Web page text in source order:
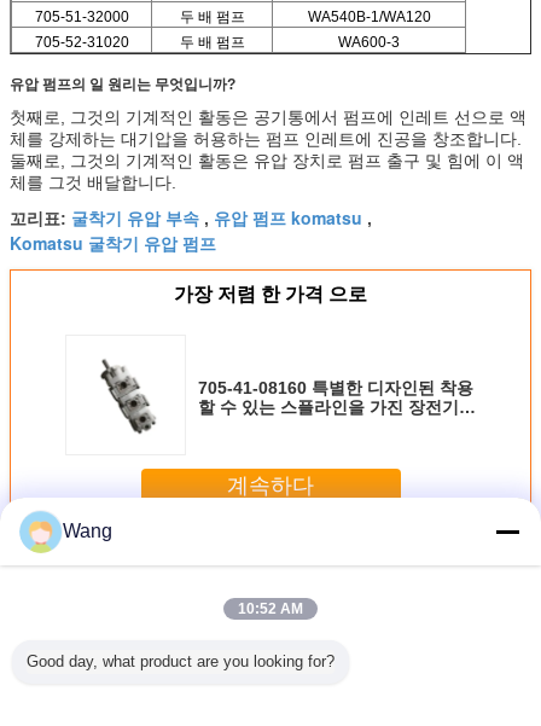
705-51-32000
두 배 펌프
WA540B-1/WA120
705-52-31020
두 배 펌프 WA600-3
유압 펌프의 일 원리는 무엇입니까?
첫째로, 그것의 기계적인 활동은 공기통에서 펌프에 인레트 선으로 액
체를 강제하는 대기압을 허용하는 펌프 인레트에 진공을 창조합니다.
둘째로, 그것의 기계적인 활동은 유압 장치로 펌프 출구 및 힘에 이 액
체를 그것 배달합니다.
꼬리표: 굴착기 유압 부속 , 유압 펌프 komatsu ,
Komatsu 굴착기 유압 펌프
가장 저렴 한 가격 으로
705-41-08160 특별한 디자인된 착용
할 수 있는 스플라인을 가진 장전기
계속하다
더 많은 것
Wang
10:52 AM
Good day, what product are you looking for?